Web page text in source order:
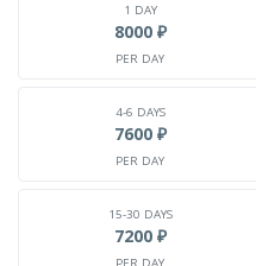
1 DAY
8000 ₽
PER DAY
4-6 DAYS
7600 ₽
PER DAY
15-30 DAYS
7200 ₽
PER DAY